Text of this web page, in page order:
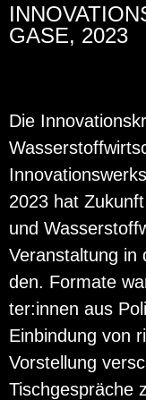
GASE, 2023
Die
2023 hat
und
Ver­an­stal­tung in
den. For­ma­te
ter:innen aus
Ein­bin­dung von
Vor­stel­lung
Tisch­ge­sprä­che